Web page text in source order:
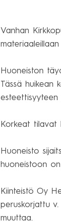
Vanhan
materiaaleillaan
Huoneiston
Tässä huikean
esteettisyyteen
Korkeat tilavat
Huoneisto
huoneistoon
Kiinteistö Oy
peruskorjattu
muuttaa.